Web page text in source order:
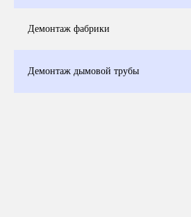
Демонтаж фабрики
Демонтаж дымовой трубы